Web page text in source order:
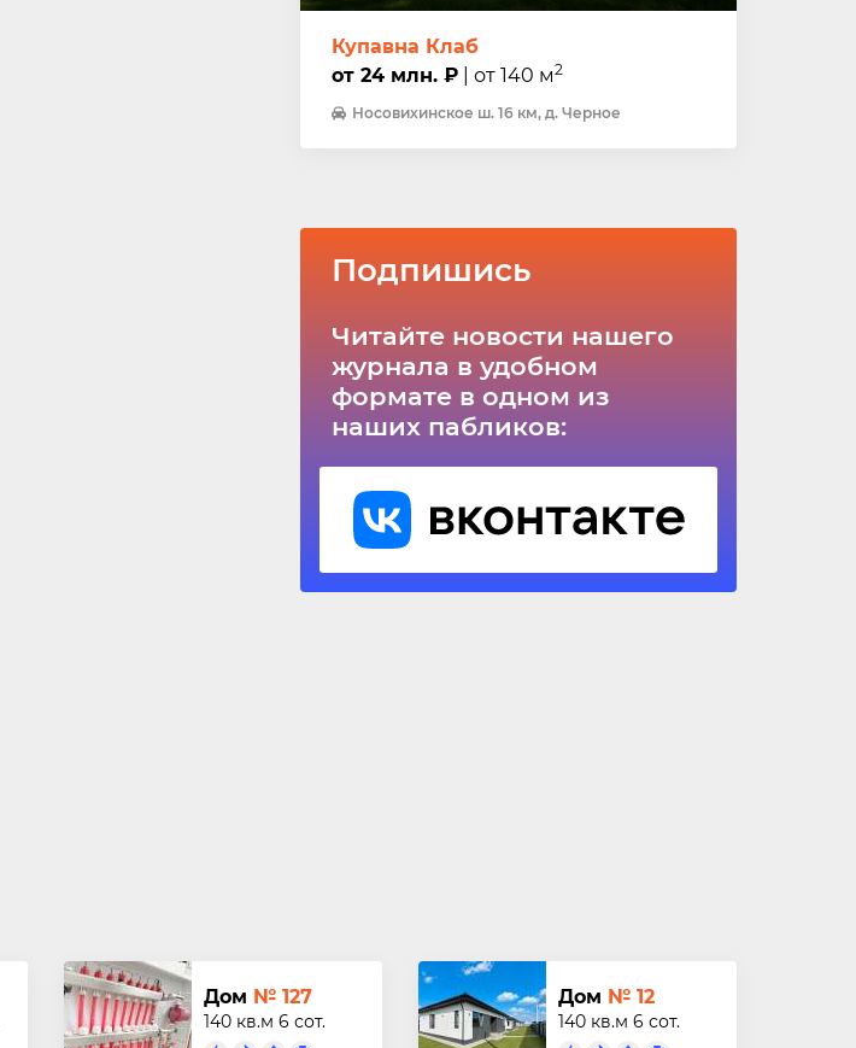
Купавна Клаб
от 24 млн. ₽ | от 140 м2
Носовихинское ш. 16 км, д. Черное
Подпишись
Читайте новости нашего
журнала в удобном
формате в одном из
наших пабликов:
Дом № 127
140 кв.м 6 сот.
Дом № 12
140 кв.м 6 сот.